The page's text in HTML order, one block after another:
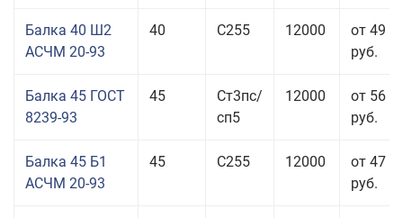
Балка 40 Ш2
АСЧМ 20-93
40 С255 12000
от 49
руб.
Балка 45 ГОСТ
8239-93
45
Ст3пс/
сп5
12000
от 56
руб.
Балка 45 Б1
АСЧМ 20-93
45 С255 12000
от 47
руб.